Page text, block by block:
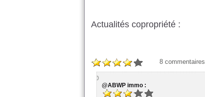
Actualités copropriété :
8 commentaires
@ABWP immo :